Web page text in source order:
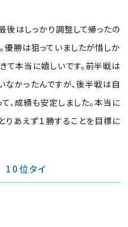
後はしっかり調整して帰ったの
優勝は狙っていましたが惜しか
て本当に嬉しいです。前半戦は
かったんですが、後半戦は自
、成績も安定しました。本当に
りあえず１勝することを目標に
位タイ